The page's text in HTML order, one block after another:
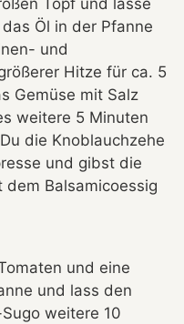
Topf und lasse
Öl in der Pfanne
und
Hitze für ca. 5
Gemüse mit Salz
weitere 5 Minuten
die Knoblauchzehe
und gibst die
dem Balsamicoessig
und eine
und lass den
weitere 10